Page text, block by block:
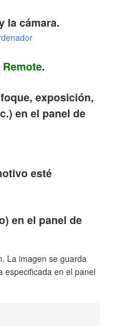
la cámara.
Remote.
exposición,
en el panel de
esté
en el panel de
La imagen se guarda
especificada en el panel